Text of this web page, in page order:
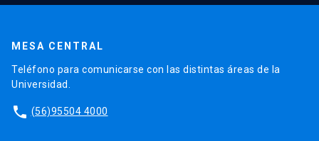
MESA CENTRAL
Teléfono para comunicarse con las distintas áreas de la
Universidad.
phone (56)95504 4000